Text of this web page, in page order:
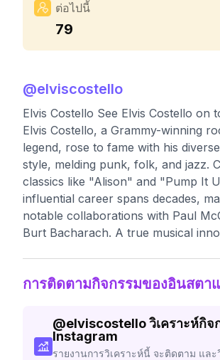
ต่อไปนี้
79
@elviscostello
Elvis Costello See Elvis Costello on
Elvis Costello, a Grammy-winning
legend, rose to fame with his
style, melding punk, folk, and jazz.
classics like "Alison" and "Pump It
influential career spans decades,
notable collaborations with Paul
Burt Bacharach. A true musical
การติดตามกิจกรรมของอินสตา
@elviscostelloวิเคราะห์กิจ
Instagram
รายงานการวิเคราะห์นี้ จะติดตาม แล